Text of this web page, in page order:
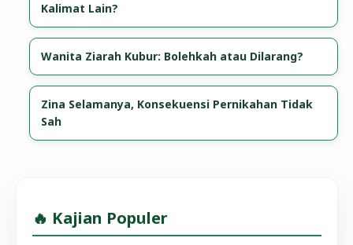
Kalimat Lain?
Wanita Ziarah Kubur: Bolehkah atau Dilarang?
Zina Selamanya, Konsekuensi Pernikahan Tidak
Sah
🔥 Kajian Populer